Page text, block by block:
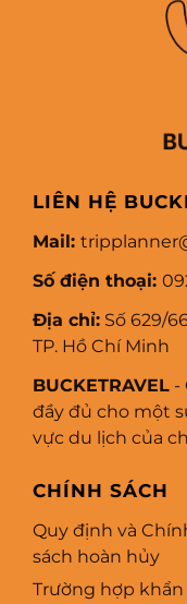
LIÊN HỆ
Mail:
Số điện thoại:
Địa chỉ: Số 629/
TP. Hồ Chí Minh
BUCKETRAVEL -
đầy đủ cho một
vực du lịch của
CHÍNH SÁCH
Quy định và
sách hoàn hủy
Trường hợp khẩn